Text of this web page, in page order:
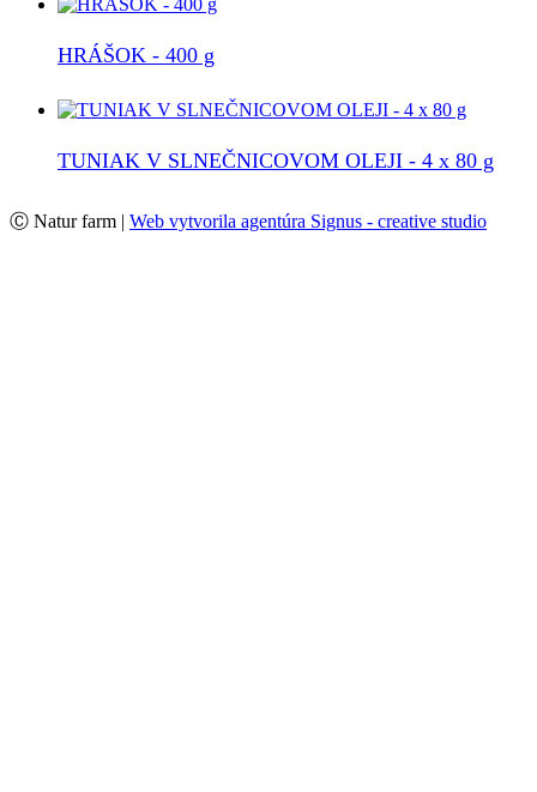
HRÁŠOK - 400 g
TUNIAK V SLNEČNICOVOM OLEJI - 4 x 80 g
Ⓒ Natur farm | Web vytvorila agentúra Signus - creative studio